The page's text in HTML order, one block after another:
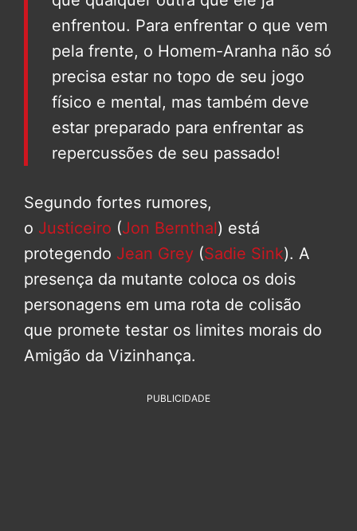
enfrentou. Para enfrentar o que vem
pela frente, o Homem-Aranha não só
precisa estar no topo de seu jogo
físico e mental, mas também deve
estar preparado para enfrentar as
repercussões de seu passado!
Segundo fortes rumores,
o Justiceiro (Jon Bernthal) está
protegendo Jean Grey (Sadie Sink). A
presença da mutante coloca os dois
personagens em uma rota de colisão
que promete testar os limites morais do
Amigão da Vizinhança.
PUBLICIDADE